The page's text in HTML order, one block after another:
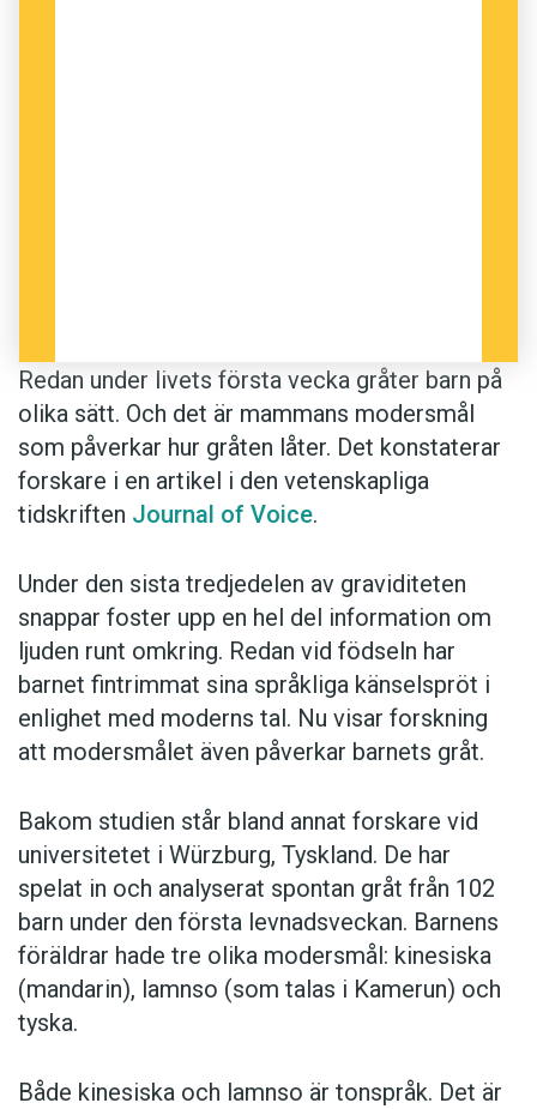
Redan under livets första vecka gråter barn på
olika sätt. Och det är mammans modersmål
som påverkar hur gråten låter. Det konstaterar
forskare i en artikel i den vetenskapliga
tidskriften Journal of Voice.
Under den sista tredjedelen av graviditeten
snappar foster upp en hel del information om
ljuden runt omkring. Redan vid födseln har
barnet fintrimmat sina språkliga känselspröt i
enlighet med moderns tal. Nu visar forskning
att modersmålet även påverkar barnets gråt.
Bakom studien står bland annat forskare vid
universitetet i Würzburg, Tyskland. De har
spelat in och analyserat spontan gråt från 102
barn under den första levnadsveckan. Barnens
föräldrar hade tre olika modersmål: kinesiska
(mandarin), lamnso (som talas i Kamerun) och
tyska.
Både kinesiska och lamnso är tonspråk. Det är